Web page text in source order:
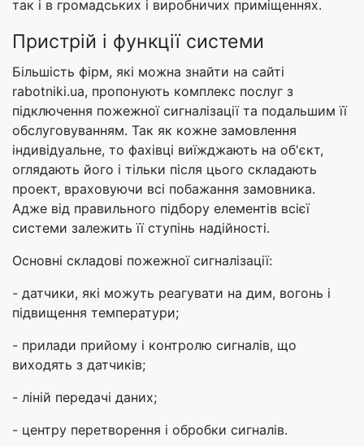
так і в громадських і виробничих приміщеннях.
Пристрій і функції системи
Більшість фірм, які можна знайти на сайті
rabotniki.ua, пропонують комплекс послуг з
підключення пожежної сигналізації та подальшим її
обслуговуванням. Так як кожне замовлення
індивідуальне, то фахівці виїжджають на об'єкт,
оглядають його і тільки після цього складають
проект, враховуючи всі побажання замовника.
Адже від правильного підбору елементів всієї
системи залежить її ступінь надійності.
Основні складові пожежної сигналізації:
- датчики, які можуть реагувати на дим, вогонь і
підвищення температури;
- прилади прийому і контролю сигналів, що
виходять з датчиків;
- ліній передачі даних;
- центру перетворення і обробки сигналів.